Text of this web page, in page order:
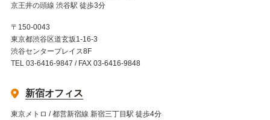
京王井の頭線 渋谷駅 徒歩3分
〒150-0043
東京都渋谷区道玄坂1-16-3
渋谷センタープレイス8F
TEL 03-6416-9847 / FAX 03-6416-9848
新宿オフィス
東京メトロ / 都営新宿線 新宿三丁目駅 徒歩4分